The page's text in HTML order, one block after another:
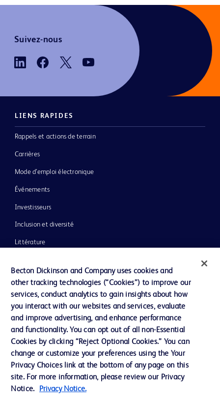
Suivez-nous
LIENS RAPIDES
Rappels et actions de terrain
Carrières
Mode d’emploi électronique
Événements
Investisseurs
Inclusion et diversité
Littérature
Notre entreprise
Éthique et conformité
Nous contacter
Préférences en matière de cookies
Confidentialité
Becton Dickinson and Company uses cookies and
other tracking technologies (“Cookies”) to improve our
services, conduct analytics to gain insights about how
you interact with our websites and services, evaluate
and improve advertising, and enhance performance
and functionality. You can opt out of all non-Essential
Cookies by clicking “Reject Optional Cookies.” You can
change or customize your preferences using the Your
Privacy Choices link at the bottom of any page on this
site. For more information, please review our Privacy
Notice.
Privacy Notice.